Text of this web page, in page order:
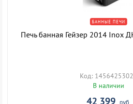
БАННЫЕ ПЕЧИ
Печь банная Гейзер 2014 Inox
Код:
В наличии
42 399 руб.